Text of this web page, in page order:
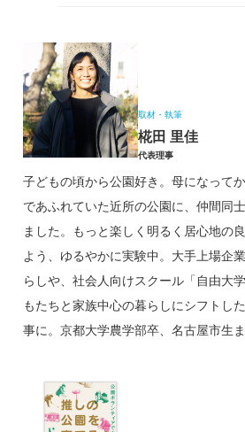
取材・執筆
椛田 里佳
代表理事
子どもの頃から公園好き。母になって
であふれていた近所の公園に、仲間同
ました。もっと楽しく明るく居心地の
よう、ゆるやかに実験中。大手上場企
らしや、社会人向けスクール「自由大
もたちと家族中心の暮らしにシフトし
事に。京都大学農学部卒、名古屋市生ま